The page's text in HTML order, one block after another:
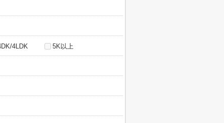
4LDK 5K以上